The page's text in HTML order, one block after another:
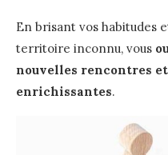
En brisant vos habitudes
territoire inconnu, vous
nouvelles rencontres et
enrichissantes.